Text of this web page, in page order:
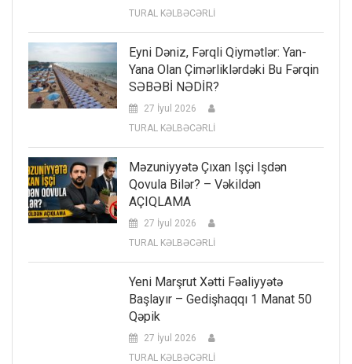
TURAL KƏLBƏCƏRLİ
Eyni Dəniz, Fərqli Qiymətlər: Yan-
Yana Olan Çimərliklərdəki Bu Fərqin
SƏBƏBİ NƏDİR?
27 İyul 2026
TURAL KƏLBƏCƏRLİ
Məzuniyyətə Çıxan Işçi Işdən
Qovula Bilər? – Vəkildən
AÇIQLAMA
27 İyul 2026
TURAL KƏLBƏCƏRLİ
Yeni Marşrut Xətti Fəaliyyətə
Başlayır – Gedişhaqqı 1 Manat 50
Qəpik
27 İyul 2026
TURAL KƏLBƏCƏRLİ